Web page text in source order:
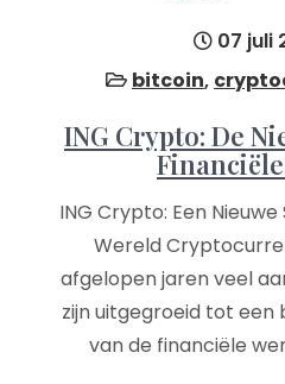
07 juli
bitcoin,
ING Crypto: De
ING Crypto: Een
Wereld
afgelopen jaren veel
zijn uitgegroeid tot een
van de financiële